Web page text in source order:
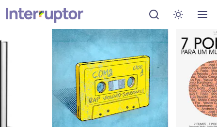
Abrir menu de
Ativar